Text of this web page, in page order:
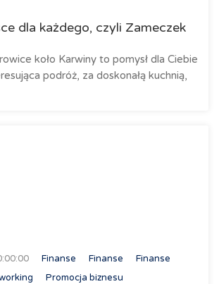
dla każdego, czyli Zameczek
koło Karwiny to pomysł dla Ciebie
podróż, za doskonałą kuchnią,
Finanse Finanse
Finanse
Promocja biznesu